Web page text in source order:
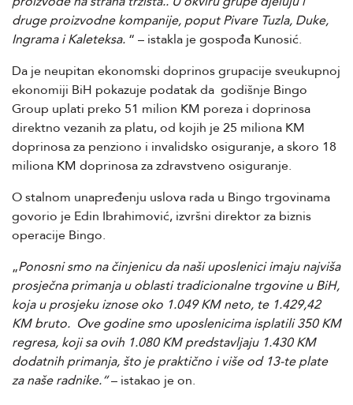
druge proizvodne kompanije, poput Pivare Tuzla, Duke,
Ingrama i Kaleteksa. “ – istakla je gospođa Kunosić.
Da je neupitan ekonomski doprinos grupacije sveukupnoj
ekonomiji BiH pokazuje podatak da godišnje Bingo
Group uplati preko 51 milion KM poreza i doprinosa
direktno vezanih za platu, od kojih je 25 miliona KM
doprinosa za penziono i invalidsko osiguranje, a skoro 18
miliona KM doprinosa za zdravstveno osiguranje.
O stalnom unapređenju uslova rada u Bingo trgovinama
govorio je Edin Ibrahimović, izvršni direktor za biznis
operacije Bingo.
„Ponosni smo na činjenicu da naši uposlenici imaju najviša
prosječna primanja u oblasti tradicionalne trgovine u BiH,
koja u prosjeku iznose oko 1.049 KM neto, te 1.429,42
KM bruto. Ove godine smo uposlenicima isplatili 350 KM
regresa, koji sa ovih 1.080 KM predstavljaju 1.430 KM
dodatnih primanja, što je praktično i više od 13-te plate
za naše radnike.“– istakao je on.